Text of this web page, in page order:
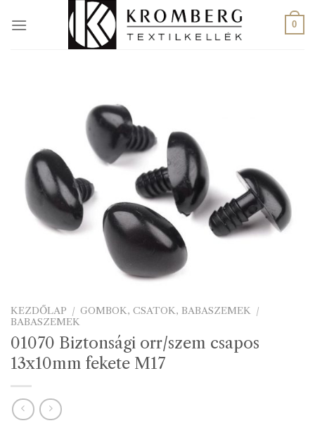
0
KEZDŐLAP / GOMBOK, CSATOK, BABASZEMEK /
BABASZEMEK
01070 Biztonsági orr/szem csapos
13x10mm fekete M17